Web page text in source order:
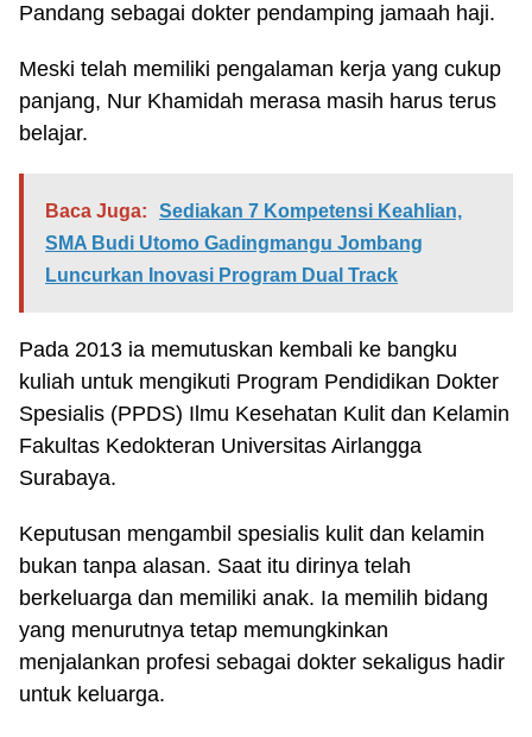
Pandang sebagai dokter pendamping jamaah haji.
Meski telah memiliki pengalaman kerja yang cukup
panjang, Nur Khamidah merasa masih harus terus
belajar.
Baca Juga:
Sediakan 7 Kompetensi Keahlian,
SMA Budi Utomo Gadingmangu Jombang
Luncurkan Inovasi Program Dual Track
Pada 2013 ia memutuskan kembali ke bangku
kuliah untuk mengikuti Program Pendidikan Dokter
Spesialis (PPDS) Ilmu Kesehatan Kulit dan Kelamin
Fakultas Kedokteran Universitas Airlangga
Surabaya.
Keputusan mengambil spesialis kulit dan kelamin
bukan tanpa alasan. Saat itu dirinya telah
berkeluarga dan memiliki anak. Ia memilih bidang
yang menurutnya tetap memungkinkan
menjalankan profesi sebagai dokter sekaligus hadir
untuk keluarga.